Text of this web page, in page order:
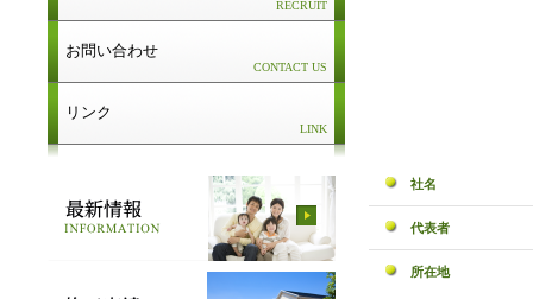
社名
代表者
所在地
RECRUIT
お問い合わせ
CONTACT US
リンク
LINK